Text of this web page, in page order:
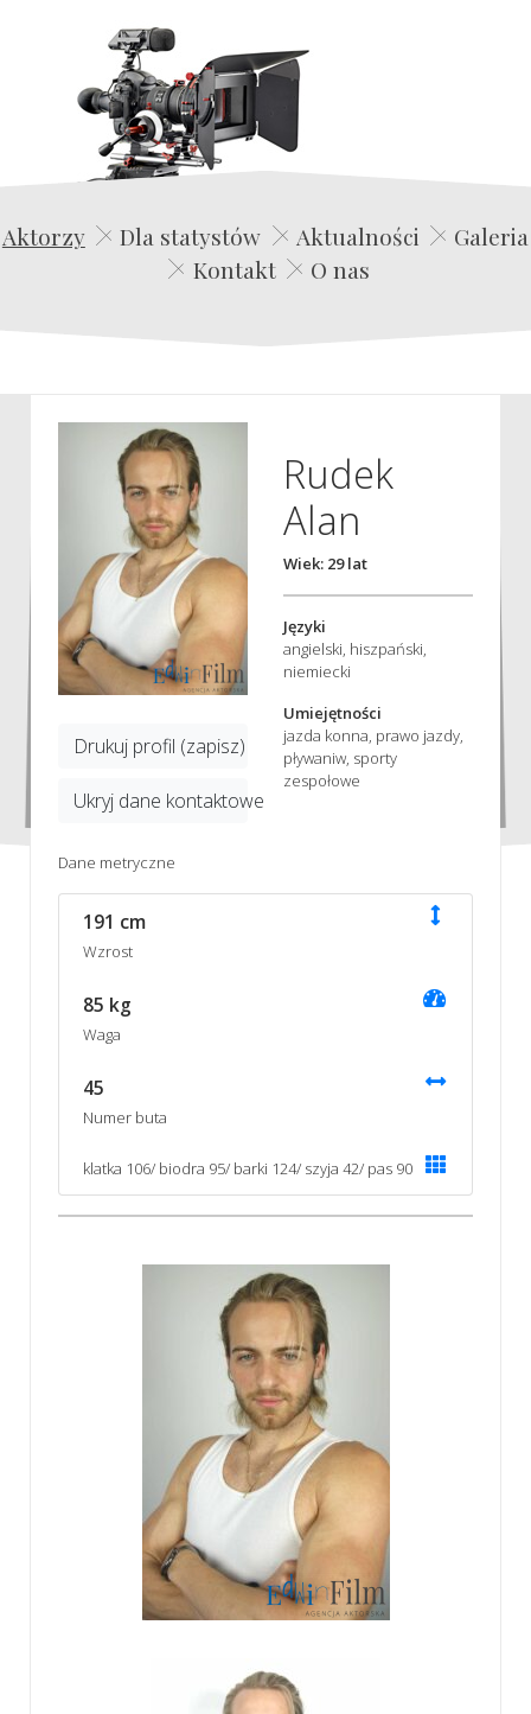
Edwin Film Agencja Aktorska
Aktorzy Dla statystów Aktualności
Galeria
Kontakt
O nas
Drukuj profil (zapisz)
Ukryj dane kontaktowe
Rudek
Alan
Wiek: 29 lat
Języki
angielski, hiszpański,
niemiecki
Umiejętności
jazda konna, prawo jazdy,
pływaniw, sporty
zespołowe
Dane metryczne
191 cm
Wzrost
85 kg
Waga
45
Numer buta
klatka 106/ biodra 95/ barki 124/ szyja 42/ pas 90